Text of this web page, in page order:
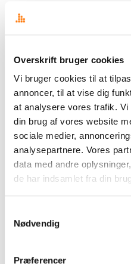
Overskrift bruger cookies
Vi bruger cookies til at
annoncer, til at vise dig
at analysere vores trafik.
din brug af vores website
sociale medier,
analysepartnere. Vores
data med andre
de har indsamlet fra din
Nødvendig
Præferencer
-0.5
0.0
0.5
Antal tweets